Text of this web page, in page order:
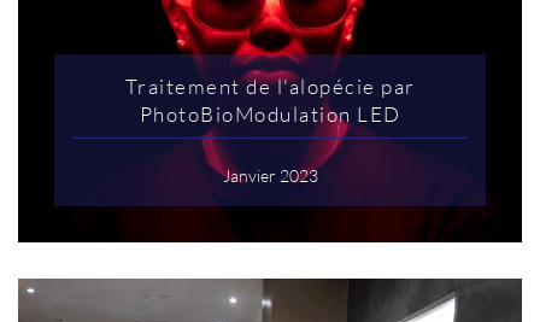
Traitement de l'alopécie par
PhotoBioModulation LED
Janvier 2023